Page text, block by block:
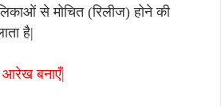
से मोचित (रिलीज) होने की
है|
आरेख बनाएँ|